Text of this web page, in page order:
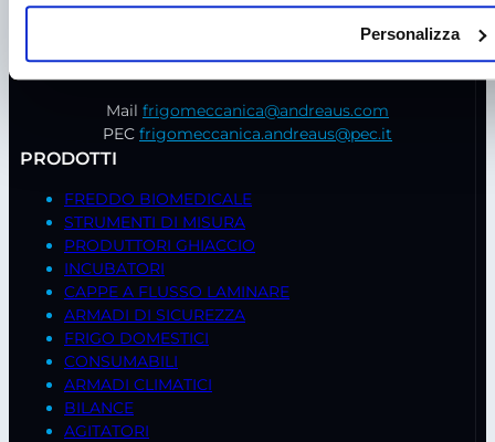
Personalizza
Fax +39 049 8802487
Mail frigomeccanica@andreaus.com
PEC frigomeccanica.andreaus@pec.it
PRODOTTI
FREDDO BIOMEDICALE
STRUMENTI DI MISURA
PRODUTTORI GHIACCIO
INCUBATORI
CAPPE A FLUSSO LAMINARE
ARMADI DI SICUREZZA
FRIGO DOMESTICI
CONSUMABILI
ARMADI CLIMATICI
BILANCE
AGITATORI